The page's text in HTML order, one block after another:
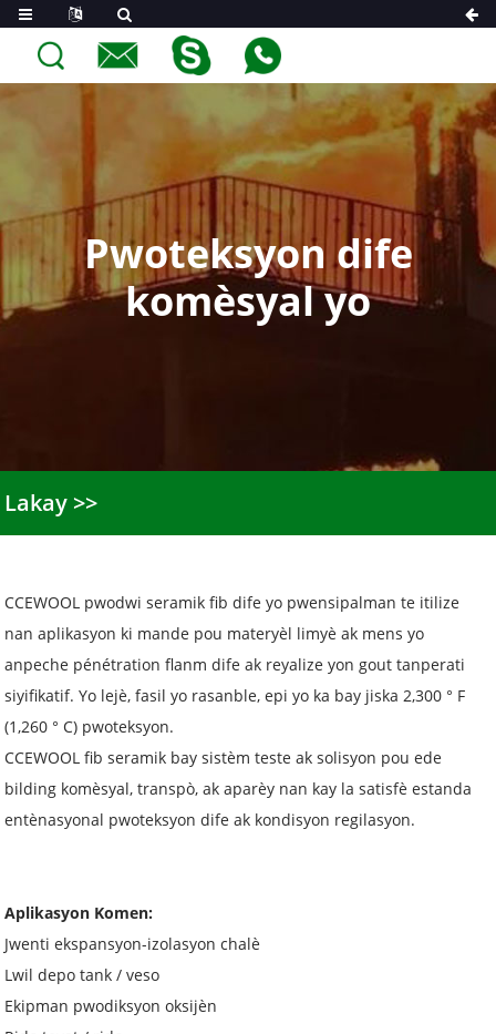
Pwoteksyon dife
komèsyal yo
Lakay
CCEWOOL pwodwi seramik fib dife yo pwensipalman te itilize
nan aplikasyon ki mande pou materyèl limyè ak mens yo
anpeche pénétration flanm dife ak reyalize yon gout tanperati
siyifikatif. Yo lejè, fasil yo rasanble, epi yo ka bay jiska 2,300 ° F
(1,260 ° C) pwoteksyon.
CCEWOOL fib seramik bay sistèm teste ak solisyon pou ede
bilding komèsyal, transpò, ak aparèy nan kay la satisfè estanda
entènasyonal pwoteksyon dife ak kondisyon regilasyon.
Aplikasyon Komen:
Jwenti ekspansyon-izolasyon chalè
Lwil depo tank / veso
Ekipman pwodiksyon oksijèn